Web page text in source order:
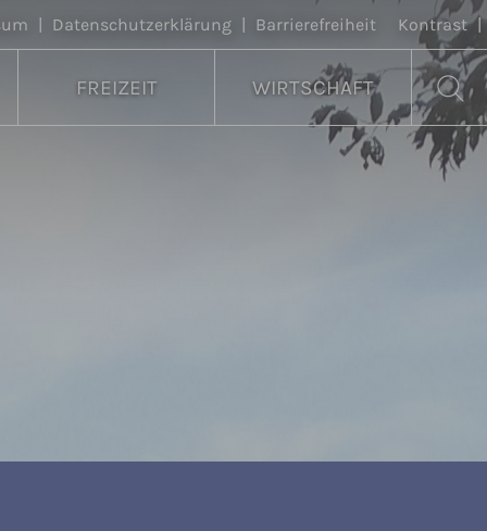
Kontrast |
| Datenschutzerklärung | Barrierefreiheit
FREIZEIT WIRTSCHAFT